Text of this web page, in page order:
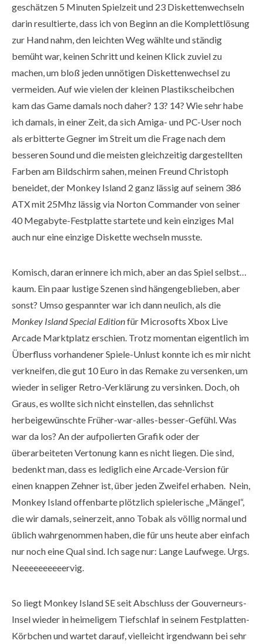
geschätzen 5 Minuten Spielzeit und 23 Diskettenwechseln
darin resultierte, dass ich von Beginn an die Komplettlösung
zur Hand nahm, den leichten Weg wählte und ständig
bemüht war, keinen Schritt und keinen Klick zuviel zu
machen, um bloß jeden unnötigen Diskettenwechsel zu
vermeiden. Auf wie vielen der kleinen Plastikscheibchen
kam das Game damals noch daher? 13? 14? Wie sehr habe
ich damals, in einer Zeit, da sich Amiga- und PC-User noch
als erbitterte Gegner im Streit um die Frage nach dem
besseren Sound und die meisten gleichzeitig dargestellten
Farben am Bildschirm sahen, meinen Freund Christoph
beneidet, der Monkey Island 2 ganz lässig auf seinem 386
ATX mit 25Mhz lässig via Norton Commander von seiner
40 Megabyte-Festplatte startete und kein einziges Mal
auch nur eine einzige Diskette wechseln musste.
Komisch, daran erinnere ich mich, aber an das Spiel selbst…
kaum. Ein paar lustige Szenen sind hängengeblieben, aber
sonst? Umso gespannter war ich dann neulich, als die
Monkey Island Special Editionfür Microsofts Xbox Live
Arcade Marktplatz erschien. Trotz momentan eigentlich im
Überfluss vorhandener Spiele-Unlust konnte ich es mir nicht
verkneifen, die gut 10 Euro in das Remake zu versenken, um
wieder in seliger Retro-Verklärung zu versinken. Doch, oh
Graus, es wollte sich nicht einstellen, das sehnlichst
herbeigewünschte Früher-war-alles-besser-Gefühl. Was
war da los? An der aufpolierten Grafik oder der
überarbeiteten Vertonung kann es nicht liegen. Die sind,
bedenkt man, dass es lediglich eine Arcade-Version für
einen knappen Zehner ist, über jeden Zweifel erhaben. Nein,
Monkey Island offenbarte plötzlich spielerische „Mängel“,
die wir damals, seinerzeit, anno Tobak als völlig normal und
üblich wahrgenommen haben, die für uns heute aber einfach
nur noch eine Qual sind. Ich sage nur: Lange Laufwege. Urgs.
Neeeeeeeeeervig.
So liegt Monkey Island SE seit Abschluss der Gouverneurs-
Insel wieder in heimeligem Tiefschlaf in seinem Festplatten-
Körbchen und wartet darauf, vielleicht irgendwann bei sehr